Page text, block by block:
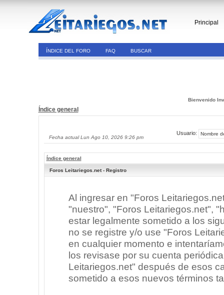
Principal
ÍNDICE DEL FORO FAQ BUSCAR
Bienvenido
Índice general
Fecha actual Lun Ago 10, 2026 9:26 pm
Usuario:
Índice general
Foros Leitariegos.net - Registro
Al ingresar en "Foros
"nuestro", "Foros Leitariegos.net",
estar legalmente sometido a los
no se registre y/o use "Foros
en cualquier momento e
los revisase por su cuenta
Leitariegos.net" después de esos
sometido a esos nuevos términos